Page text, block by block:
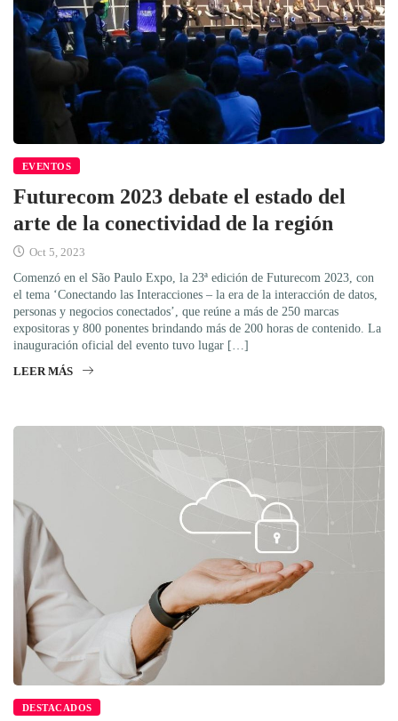
EVENTOS
Futurecom 2023 debate el estado del
arte de la conectividad de la región
Oct 5, 2023
Comenzó en el São Paulo Expo, la 23ª edición de Futurecom 2023, con
el tema ‘Conectando las Interacciones – la era de la interacción de datos,
personas y negocios conectados’, que reúne a más de 250 marcas
expositoras y 800 ponentes brindando más de 200 horas de contenido. La
inauguración oficial del evento tuvo lugar […]
LEER MÁS
DESTACADOS